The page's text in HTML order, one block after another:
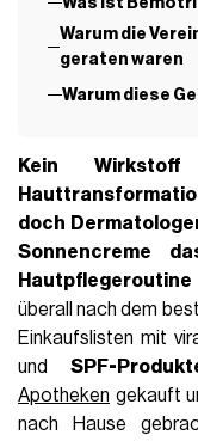
Warum die
geraten waren
Warum diese
Kein
doch
Sonnencreme
Hautpflegeroutine
überall nach dem
Einkaufslisten mit
und SPF-
Apotheken gekauft
nach Hause